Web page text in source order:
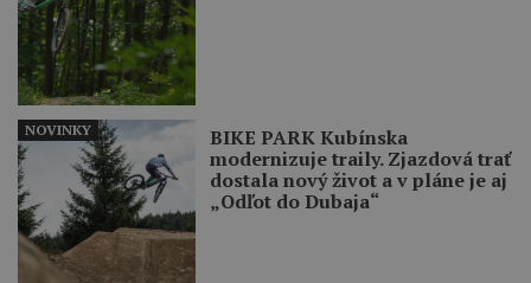
BIKE PARK Kubínska
modernizuje traily. Zjazdová trať
dostala nový život a v pláne je aj
„Odľot do Dubaja“
NOVINKY